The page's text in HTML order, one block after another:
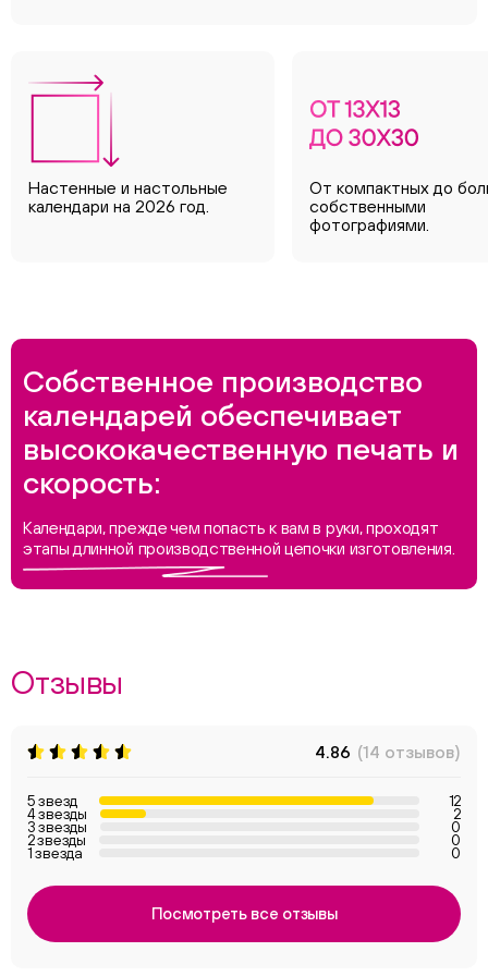
Настенные и настольные
календари на 2026 год.
От компактных до
собственными
фотографиями.
Собственное производство
календарей обеспечивает
высококачественную печать и
скорость:
Календари, прежде чем попасть к вам в руки, проходят
этапы длинной производственной цепочки изготовления.
Отзывы
4.86 (14 отзывов)
5 звезд 12
4 звезды 2
3 звезды 0
2 звезды 0
1 звезда 0
Посмотреть все отзывы